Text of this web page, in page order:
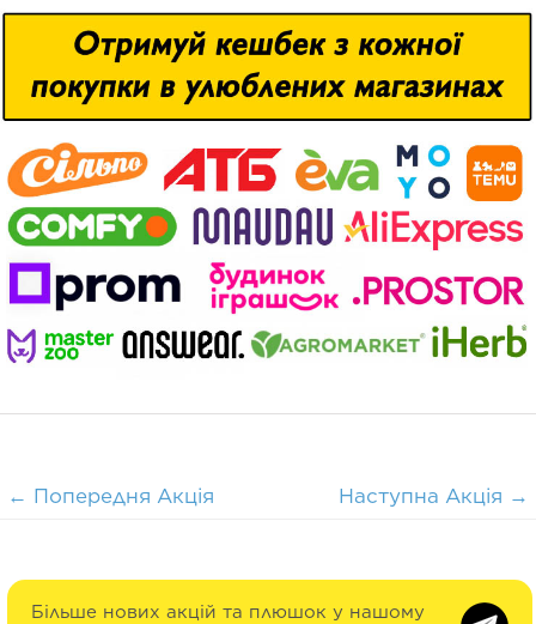
← Попередня Акція Наступна Акція →
Більше нових акцій та плюшок у нашому